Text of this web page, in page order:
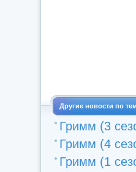
Другие новости по
Гримм (3
Гримм (4
Гримм (1